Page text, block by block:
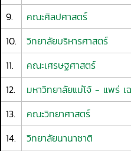
9.
คณะศิลปศาสตร์
10.
วิทยาลัยบริหารศาสตร์
11.
คณะเศรษฐศาสตร์
12.
มหาวิทยาลัยแม่โจ้ - แพร่ เ
13.
คณะวิทยาศาสตร์
14.
วิทยาลัยนานาชาติ